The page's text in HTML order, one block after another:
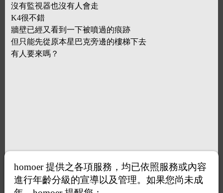
沒有監視器也沒有人會走
K4很不錯
牆壁已經又看到一下被噴過的痕跡
但只能先從原本星巴克旁邊的樓梯下去
有人要來嗎？
homoer 提供之各項服務，均已依照服務或內容
進行年齡分級的宣導以及管理。如果您尚未成